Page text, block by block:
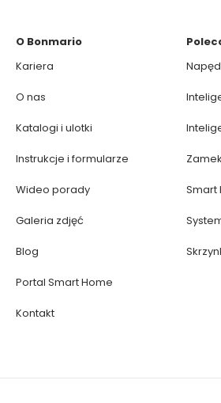
O Bonmario
Kariera
O nas
Katalogi i ulotki
Instrukcje i formularze
Wideo porady
Galeria zdjęć
Blog
Portal Smart Home
Kontakt
Smart